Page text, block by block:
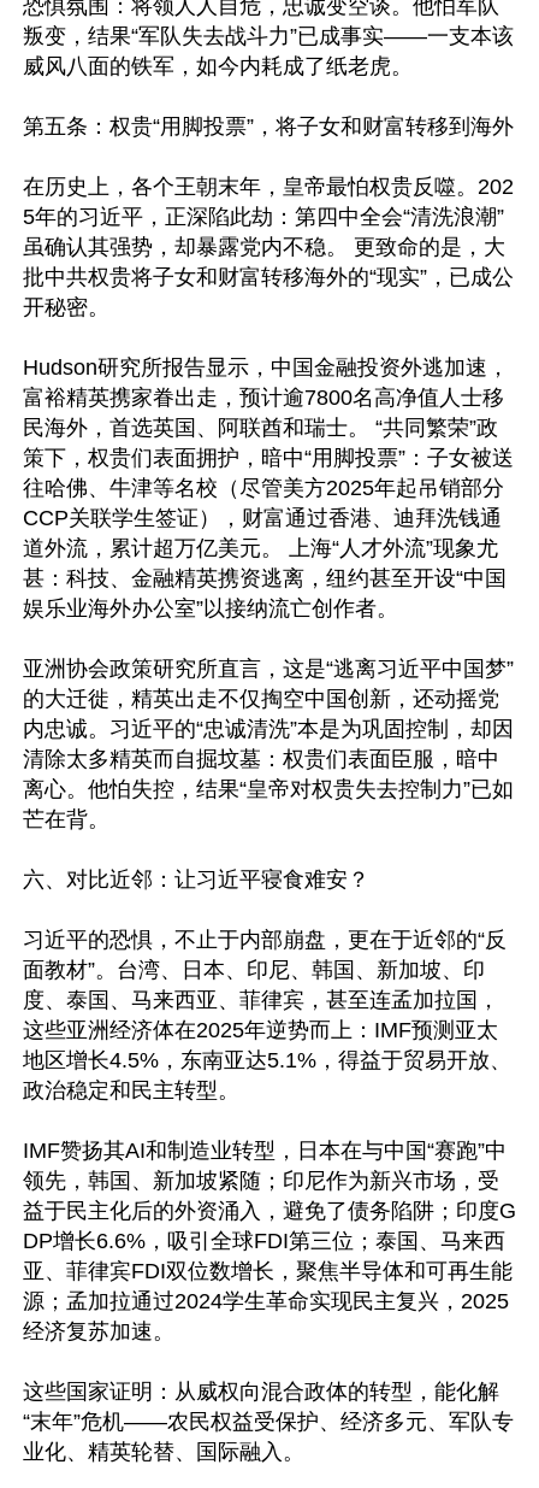
恐惧氛围：将领人人自危，忠诚变空谈。他怕军队
叛变，结果“军队失去战斗力”已成事实——一支本该
威风八面的铁军，如今内耗成了纸老虎。
第五条：权贵“用脚投票”，将子女和财富转移到海外
在历史上，各个王朝末年，皇帝最怕权贵反噬。202
5年的习近平，正深陷此劫：第四中全会“清洗浪潮”
虽确认其强势，却暴露党内不稳。 更致命的是，大
批中共权贵将子女和财富转移海外的“现实”，已成公
开秘密。
Hudson研究所报告显示，中国金融投资外逃加速，
富裕精英携家眷出走，预计逾7800名高净值人士移
民海外，首选英国、阿联酋和瑞士。 “共同繁荣”政
策下，权贵们表面拥护，暗中“用脚投票”：子女被送
往哈佛、牛津等名校（尽管美方2025年起吊销部分
CCP关联学生签证），财富通过香港、迪拜洗钱通
道外流，累计超万亿美元。 上海“人才外流”现象尤
甚：科技、金融精英携资逃离，纽约甚至开设“中国
娱乐业海外办公室”以接纳流亡创作者。
亚洲协会政策研究所直言，这是“逃离习近平中国梦”
的大迁徙，精英出走不仅掏空中国创新，还动摇党
内忠诚。习近平的“忠诚清洗”本是为巩固控制，却因
清除太多精英而自掘坟墓：权贵们表面臣服，暗中
离心。他怕失控，结果“皇帝对权贵失去控制力”已如
芒在背。
六、对比近邻：让习近平寝食难安？
习近平的恐惧，不止于内部崩盘，更在于近邻的“反
面教材”。台湾、日本、印尼、韩国、新加坡、印
度、泰国、马来西亚、菲律宾，甚至连孟加拉国，
这些亚洲经济体在2025年逆势而上：IMF预测亚太
地区增长4.5%，东南亚达5.1%，得益于贸易开放、
政治稳定和民主转型。
IMF赞扬其AI和制造业转型，日本在与中国“赛跑”中
领先，韩国、新加坡紧随；印尼作为新兴市场，受
益于民主化后的外资涌入，避免了债务陷阱；印度G
DP增长6.6%，吸引全球FDI第三位；泰国、马来西
亚、菲律宾FDI双位数增长，聚焦半导体和可再生能
源；孟加拉通过2024学生革命实现民主复兴，2025
经济复苏加速。
这些国家证明：从威权向混合政体的转型，能化解
“末年”危机——农民权益受保护、经济多元、军队专
业化、精英轮替、国际融入。